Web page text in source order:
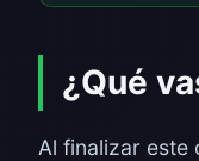
¿Qué
Al finalizar este